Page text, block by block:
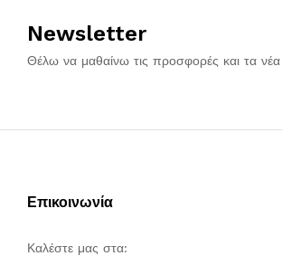
Newsletter
Θέλω να μαθαίνω τις προσφορές και τα νέα
Επικοινωνία
Καλέστε μας στα: